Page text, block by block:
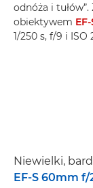
odnóża i
obiektywem
1/250 s, f/9 i
Niewielki,
EF-S 60mm f/